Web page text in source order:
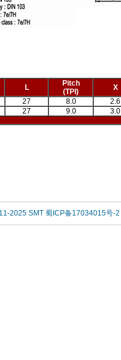
L
Pitch
(TPI)
X
27 8.0 2.6
27 9.0 3.0
2025 SMT 蜀ICP备17034015号-2